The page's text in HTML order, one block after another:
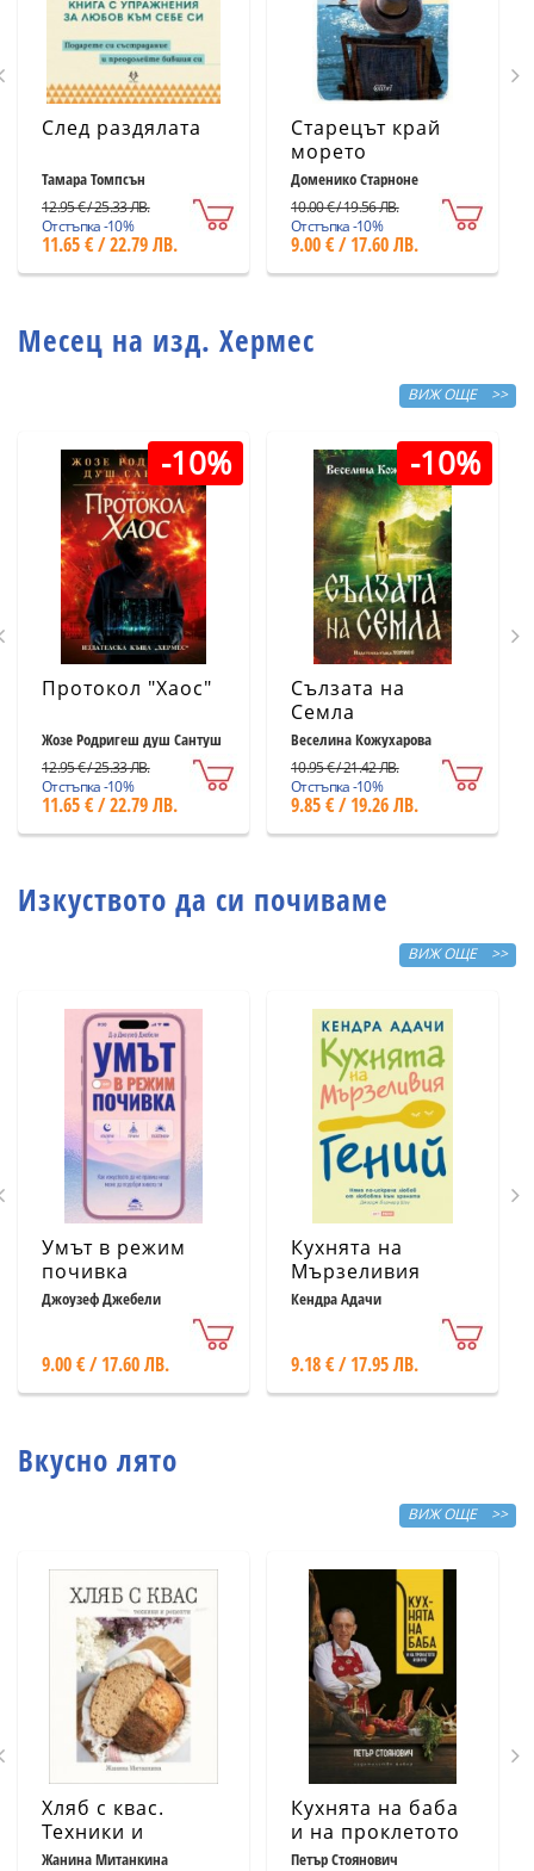
След раздялата
Тамара Томпсън
12.95 € / 25.33 ЛВ.
Отстъпка -10%
11.65 € / 22.79 ЛВ.
Старецът край
морето
Доменико Старноне
10.00 € / 19.56 ЛВ.
Отстъпка -10%
9.00 € / 17.60 ЛВ.
Месец на изд. Хермес
ВИЖ ОЩЕ >>
-10%
Протокол "Хаос"
Жозе Родригеш душ Сантуш
12.95 € / 25.33 ЛВ.
Отстъпка -10%
11.65 € / 22.79 ЛВ.
-10%
Сълзата на
Семла
Веселина Кожухарова
10.95 € / 21.42 ЛВ.
Отстъпка -10%
9.85 € / 19.26 ЛВ.
Изкуството да си почиваме
ВИЖ ОЩЕ >>
Умът в режим
почивка
Джоузеф Джебели
9.00 € / 17.60 ЛВ.
Кухнята на
Мързеливия
гений
Кендра Адачи
9.18 € / 17.95 ЛВ.
Вкусно лято
ВИЖ ОЩЕ >>
Хляб с квас.
Техники и
рецепти
Жанина Митанкина
Кухнята на баба
и на проклетото
й внуче
Петър Стоянович